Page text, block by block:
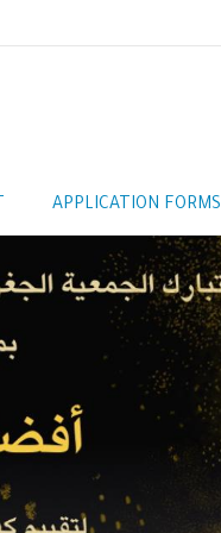
APPLICATION FORMS